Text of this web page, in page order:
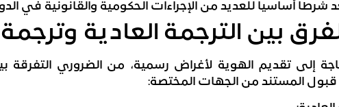
شرطاً أساسياً للعديد من الإجراءات الحكومية والقانونية في
بين الترجمة العادية
إلى تقديم الهوية لأغراض رسمية، من الضروري التفرقة
المستند من الجهات المختصة: